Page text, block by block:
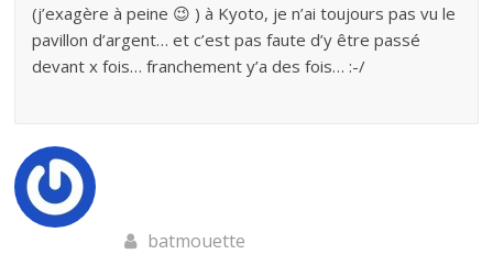
(j’exagère à peine 😉 ) à Kyoto, je n’ai toujours pas vu le
pavillon d’argent… et c’est pas faute d’y être passé
devant x fois… franchement y’a des fois… :-/
batmouette